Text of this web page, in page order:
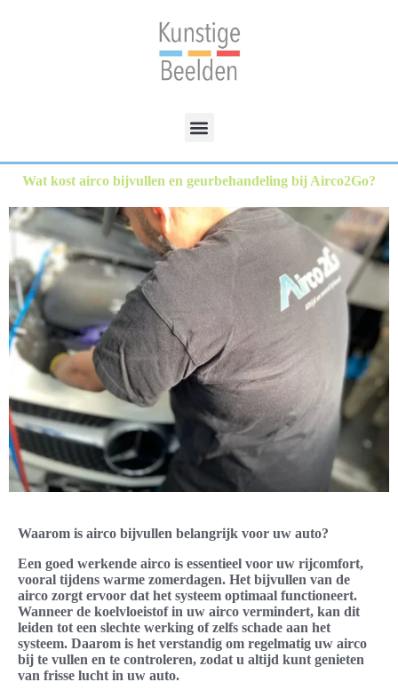
Wat kost airco bijvullen en geurbehandeling bij Airco2Go?
Waarom is airco bijvullen belangrijk voor uw auto?
Een goed werkende airco is essentieel voor uw rijcomfort,
vooral tijdens warme zomerdagen. Het bijvullen van de
airco zorgt ervoor dat het systeem optimaal functioneert.
Wanneer de koelvloeistof in uw airco vermindert, kan dit
leiden tot een slechte werking of zelfs schade aan het
systeem. Daarom is het verstandig om regelmatig uw airco
bij te vullen en te controleren, zodat u altijd kunt genieten
van frisse lucht in uw auto.